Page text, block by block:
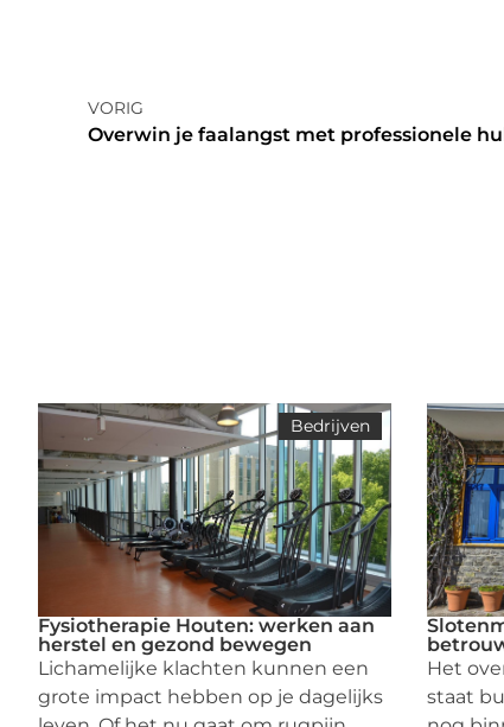
VORIG
Overwin je faalangst met professionele
Bedrijven
Fysiotherapie Houten: werken aan
herstel en gezond bewegen
Lichamelijke klachten kunnen een
grote impact hebben op je dagelijks
Het
staat